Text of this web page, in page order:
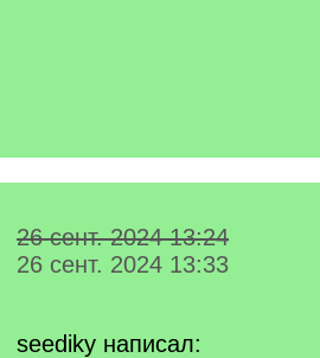
26 сент. 2024 13:24
26 сент. 2024 13:33
seediky написал: